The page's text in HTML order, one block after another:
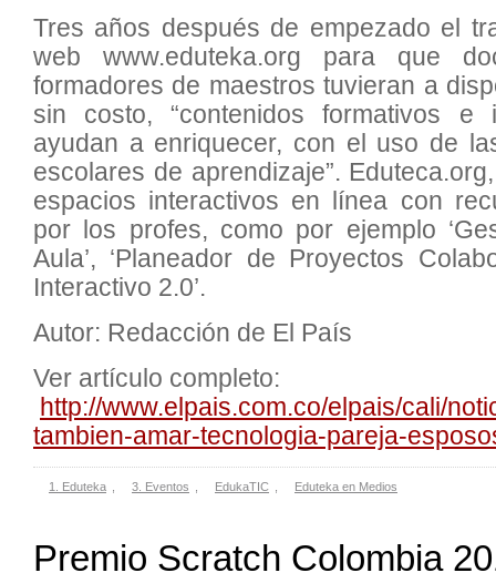
Tres años después de empezado el
web www.eduteka.org para que
formadores de maestros tuvieran a
sin costo, “contenidos formativos e
ayudan a enriquecer, con el uso de
escolares de aprendizaje”.
espacios interactivos en línea con
por los profes, como por ejemplo
Aula’, ‘Planeador de Proyectos
Interactivo 2.0’.
Autor: Redacción de El País
Ver artículo completo:
http://www.elpais.com.co/elpais/cali/
tambien-amar-tecnologia-pareja-
1. Eduteka 3. Eventos EdukaTIC Eduteka en Medios
Premio Scratch Colombia